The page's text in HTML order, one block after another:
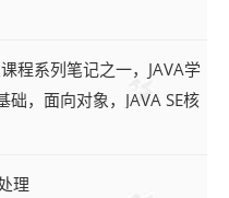
程系列笔记之一，JAVA学
础，面向对象，JAVA SE核
吧
理